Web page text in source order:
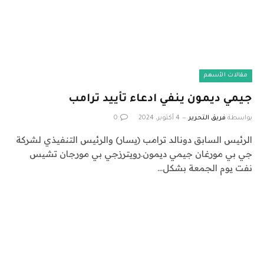
مقالات الأسهم
جيمي ديمون ينفي ادعاء تأييد ترامب
بواسطة فريق التحرير 4 أكتوبر، 2024 0
الرئيس السابق دونالد ترامب (يسار) والرئيس التنفيذي لشركة
جي بي مورغان جيمي ديمون.رويترزجي بي مورجان تشيس
نفت يوم الجمعة بشكل…